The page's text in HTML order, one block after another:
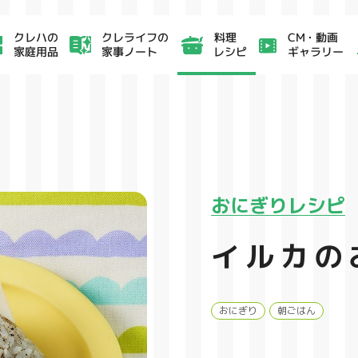
クレハの
家庭用品
クレライフの
家事ノート
料理
レシピ
CM・動画
ギャラリー
おにぎりレシピ
イルカ
おにぎり 朝ごはん